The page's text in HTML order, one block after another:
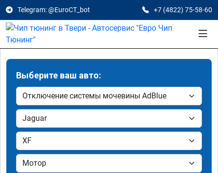
Telegram: @EuroCT_bot +7 (4822) 75-58-60
Выберите ваш авто: